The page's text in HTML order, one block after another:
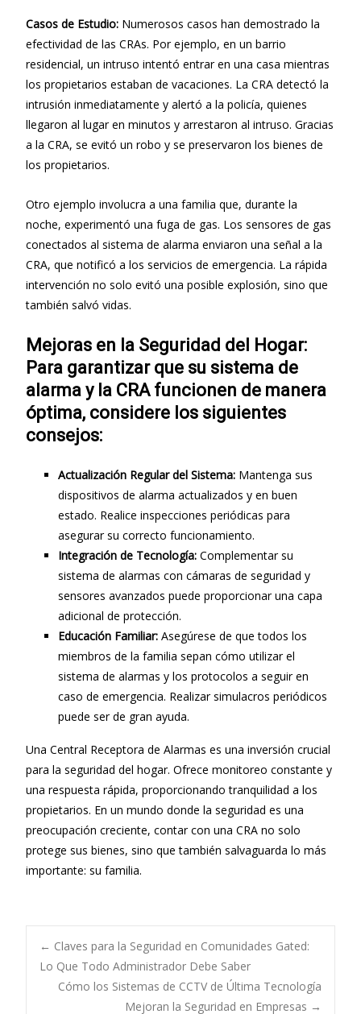
Casos de Estudio: Numerosos casos han demostrado la
efectividad de las CRAs. Por ejemplo, en un barrio
residencial, un intruso intentó entrar en una casa mientras
los propietarios estaban de vacaciones. La CRA detectó la
intrusión inmediatamente y alertó a la policía, quienes
llegaron al lugar en minutos y arrestaron al intruso. Gracias
a la CRA, se evitó un robo y se preservaron los bienes de
los propietarios.
Otro ejemplo involucra a una familia que, durante la
noche, experimentó una fuga de gas. Los sensores de gas
conectados al sistema de alarma enviaron una señal a la
CRA, que notificó a los servicios de emergencia. La rápida
intervención no solo evitó una posible explosión, sino que
también salvó vidas.
Mejoras en la Seguridad del Hogar:
Para garantizar que su sistema de
alarma y la CRA funcionen de manera
óptima, considere los siguientes
consejos:
Actualización Regular del Sistema: Mantenga sus
dispositivos de alarma actualizados y en buen
estado. Realice inspecciones periódicas para
asegurar su correcto funcionamiento.
Integración de Tecnología: Complementar su
sistema de alarmas con cámaras de seguridad y
sensores avanzados puede proporcionar una capa
adicional de protección.
Educación Familiar: Asegúrese de que todos los
miembros de la familia sepan cómo utilizar el
sistema de alarmas y los protocolos a seguir en
caso de emergencia. Realizar simulacros periódicos
puede ser de gran ayuda.
Una Central Receptora de Alarmas es una inversión crucial
para la seguridad del hogar. Ofrece monitoreo constante y
una respuesta rápida, proporcionando tranquilidad a los
propietarios. En un mundo donde la seguridad es una
preocupación creciente, contar con una CRA no solo
protege sus bienes, sino que también salvaguarda lo más
importante: su familia.
Navegación
← Claves para la Seguridad en Comunidades Gated:
Lo Que Todo Administrador Debe Saber
Cómo los Sistemas de CCTV de Última Tecnología
Mejoran la Seguridad en Empresas →